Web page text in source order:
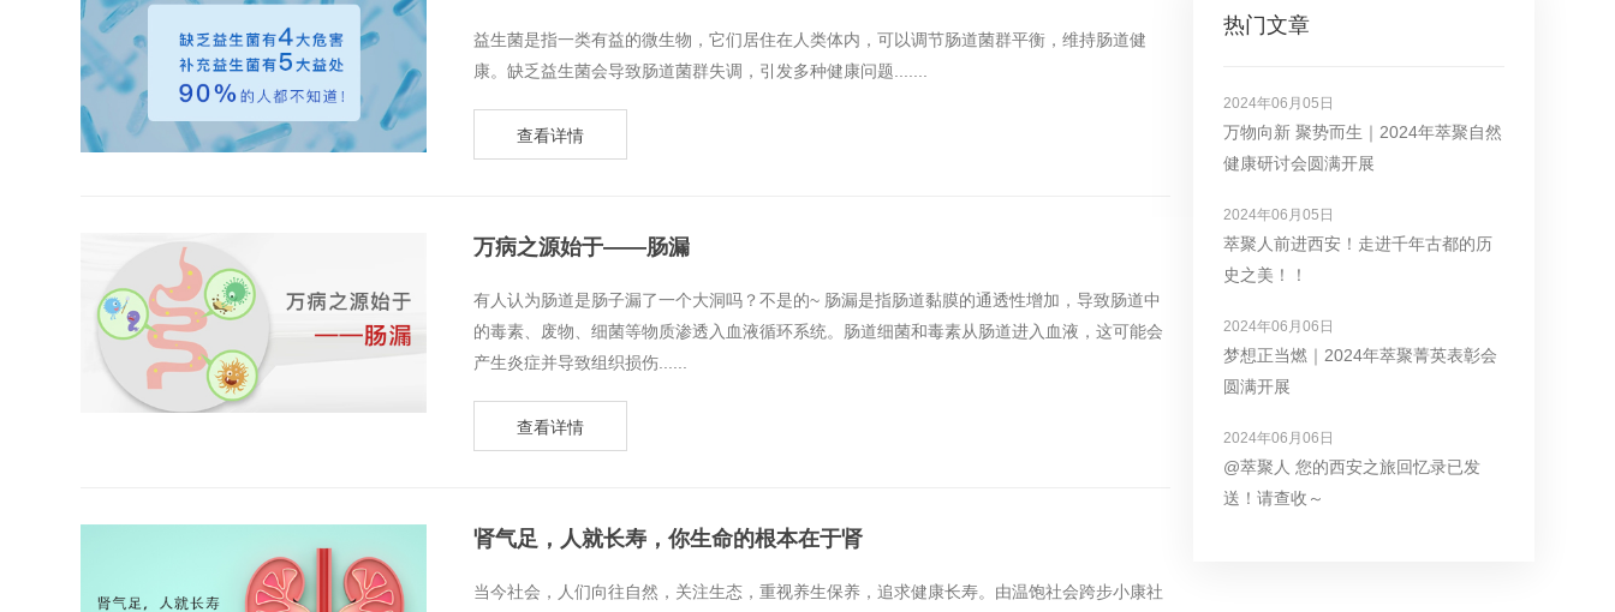
​益生菌是指一类有益的微生物，它们居住在人类体内，可以调节肠道菌群平衡，维持肠道健
康。缺乏益生菌会导致肠道菌群失调，引发多种健康问题.......
查看详情
万病之源始于——肠漏
​有人认为肠道是肠子漏了一个大洞吗？不是的~ 肠漏是指肠道黏膜的通透性增加，导致肠道中
的毒素、废物、细菌等物质渗透入血液循环系统。肠道细菌和毒素从肠道进入血液，这可能会
产生炎症并导致组织损伤......
查看详情
肾气足，人就长寿，你生命的根本在于肾
​当今社会，人们向往自然，关注生态，重视养生保养，追求健康长寿。由温饱社会跨步小康社
热门文章
2024年06月05日
万物向新 聚势而生｜2024年萃聚自然
健康研讨会圆满开展
2024年06月05日
萃聚人前进西安！走进千年古都的历
史之美！！
2024年06月06日
梦想正当燃｜2024年萃聚菁英表彰会
圆满开展
2024年06月06日
@萃聚人 您的西安之旅回忆录已发
送！请查收～